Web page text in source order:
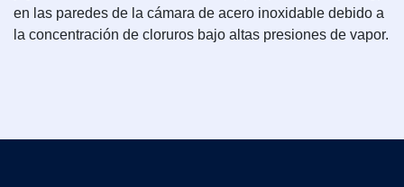
en las paredes de la cámara de acero inoxidable debido a
la concentración de cloruros bajo altas presiones de vapor.